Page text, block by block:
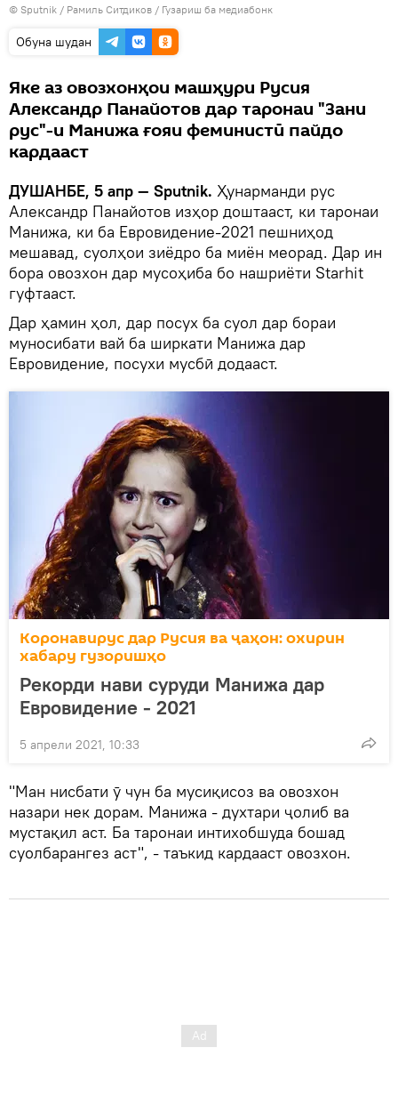
© Sputnik / Рамиль Ситдиков / Гузариш ба медиабонк
Обуна шудан
Яке аз овозхонҳои машҳури Русия
Александр Панайотов дар таронаи "Зани
рус"-и Манижа ғояи феминистӣ пайдо
кардааст
ДУШАНБЕ, 5 апр — Sputnik. Ҳунарманди рус
Александр Панайотов изҳор доштааст, ки таронаи
Манижа, ки ба Евровидение-2021 пешниҳод
мешавад, суолҳои зиёдро ба миён меорад. Дар ин
бора овозхон дар мусоҳиба бо нашриёти Starhit
гуфтааст.
Дар ҳамин ҳол, дар посух ба суол дар бораи
муносибати вай ба ширкати Манижа дар
Евровидение, посухи мусбӣ додааст.
Коронавирус дар Русия ва ҷаҳон: охирин
хабару гузоришҳо
Рекорди нави суруди Манижа дар
Евровидение - 2021
5 апрели 2021, 10:33
"Ман нисбати ӯ чун ба мусиқисоз ва овозхон
назари нек дорам. Манижа - духтари ҷолиб ва
мустақил аст. Ба таронаи интихобшуда бошад
суолбарангез аст", - таъкид кардааст овозхон.